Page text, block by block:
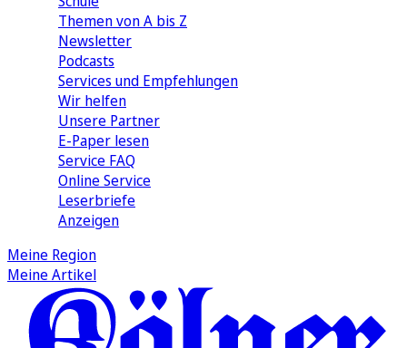
Themen von A bis Z
Newsletter
Podcasts
Services und Empfehlungen
Wir helfen
Unsere Partner
E-Paper lesen
Service FAQ
Online Service
Leserbriefe
Anzeigen
Meine Region
Meine Artikel